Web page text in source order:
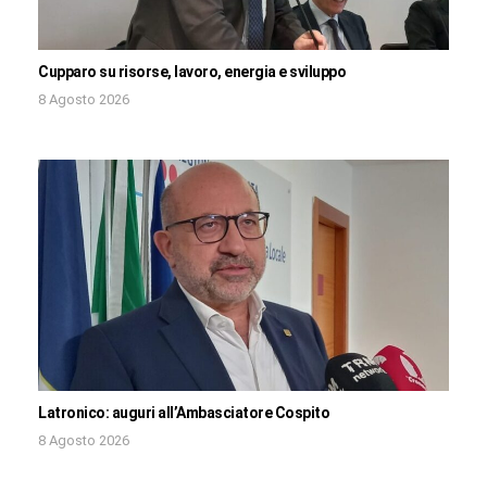
Cupparo su risorse, lavoro, energia e sviluppo
8 Agosto 2026
Latronico: auguri all’Ambasciatore Cospito
8 Agosto 2026